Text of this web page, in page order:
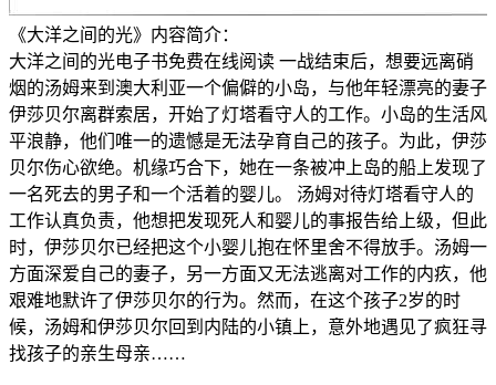
《大洋之间的光》内容简介：
大洋之间的光电子书免费在线阅读 一战结束后，想要远离硝
烟的汤姆来到澳大利亚一个偏僻的小岛，与他年轻漂亮的妻子
伊莎贝尔离群索居，开始了灯塔看守人的工作。小岛的生活风
平浪静，他们唯一的遗憾是无法孕育自己的孩子。为此，伊莎
贝尔伤心欲绝。机缘巧合下，她在一条被冲上岛的船上发现了
一名死去的男子和一个活着的婴儿。 汤姆对待灯塔看守人的
工作认真负责，他想把发现死人和婴儿的事报告给上级，但此
时，伊莎贝尔已经把这个小婴儿抱在怀里舍不得放手。汤姆一
方面深爱自己的妻子，另一方面又无法逃离对工作的内疚，他
艰难地默许了伊莎贝尔的行为。然而，在这个孩子2岁的时
候，汤姆和伊莎贝尔回到内陆的小镇上，意外地遇见了疯狂寻
找孩子的亲生母亲……